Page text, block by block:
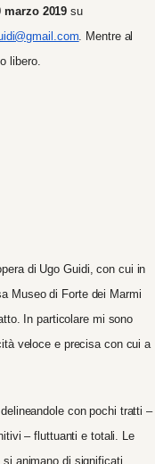
marzo 2019 su
. Mentre al
libero.
di Ugo Guidi, con cui in
Museo di Forte dei Marmi
In particolare mi sono
veloce e precisa con cui a
con pochi tratti –
– fluttuanti e totali. Le
animano di significati